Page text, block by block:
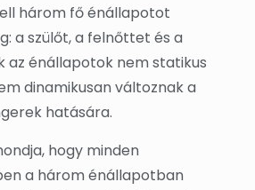
három fő énállapotot
a szülőt, a felnőttet és a
az énállapotok nem statikus
dinamikusan változnak a
hatására.
hogy minden
a három énállapotban